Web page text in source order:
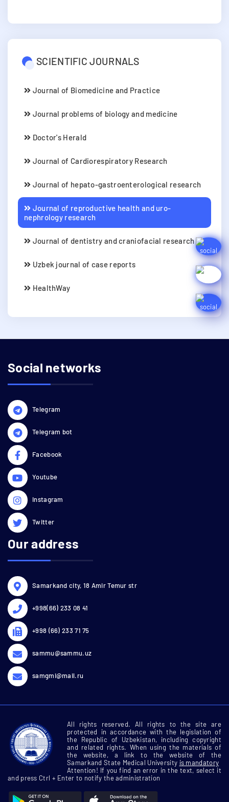
SCIENTIFIC JOURNALS
Journal of Biomedicine and Practice
Journal problems of biology and medicine
Doctor's Herald
Journal of Cardiorespiratory Research
Journal of hepato-gastroenterological research
Journal of reproductive health and uro-
nephrology research
Journal of dentistry and craniofacial research
Uzbek journal of case reports
HealthWay
Social networks
Telegram
Telegram bot
Facebook
Youtube
Instagram
Twitter
Our address
Samarkand city, 18 Amir Temur str
+998(66) 233 08 41
+998 (66) 233 71 75
sammu@sammu.uz
samgmi@mail.ru
All rights reserved. All rights to the site are
protected in accordance with the legislation of
the Republic of Uzbekistan, including copyright
and related rights. When using the materials of
the website, a link to the website of the
Samarkand State Medical University is mandatory
Attention! If you find an error in the text, select it
and press Ctrl + Enter to notify the administration